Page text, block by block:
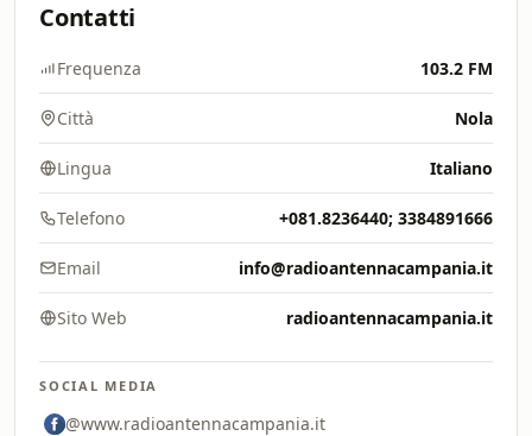
Contatti
Frequenza 103.2 FM
Città Nola
Lingua Italiano
Telefono +081.8236440; 3384891666
Email info@radioantennacampania.it
Sito Web radioantennacampania.it
SOCIAL MEDIA
@www.radioantennacampania.it